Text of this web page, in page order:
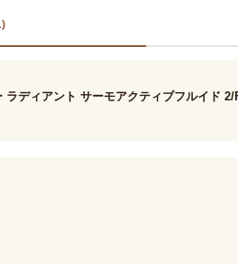
ラディアント サーモアクティブフルイド 2/